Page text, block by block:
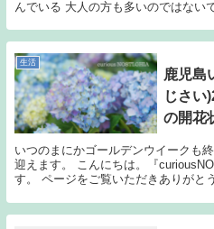
んでいる 大人の方も多いのではない
生活
鹿児島
じさい
の開花
いつのまにかゴールデンウイークも
迎えます。 こんにちは。『
す。 ページをご覧いただきありがと